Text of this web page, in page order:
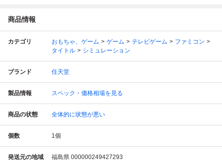
商品情報
カテゴリ おもちゃ、ゲーム ゲーム テレビゲーム
ファミコン
タイトル
シミュレーション
ブランド 任天堂
製品情報 スペック・価格相場を見る
商品の状態 全体的に状態が悪い
個数 1個
発送元の地域 福島県 000000249427293